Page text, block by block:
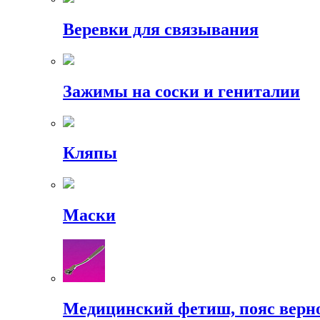
Веревки для связывания
Зажимы на соски и гениталии
Кляпы
Маски
Медицинский фетиш, пояс